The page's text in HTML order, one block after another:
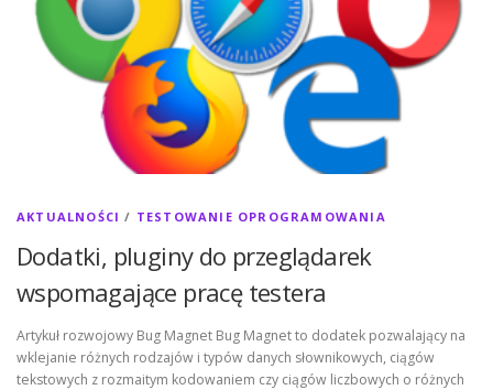
AKTUALNOŚCI / TESTOWANIE OPROGRAMOWANIA
Dodatki, pluginy do przeglądarek
wspomagające pracę testera
Artykuł rozwojowy Bug Magnet Bug Magnet to dodatek pozwalający na
wklejanie różnych rodzajów i typów danych słownikowych, ciągów
tekstowych z rozmaitym kodowaniem czy ciągów liczbowych o różnych